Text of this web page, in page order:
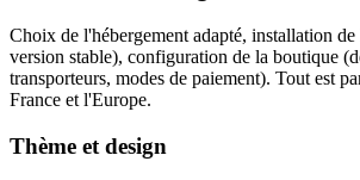
Choix de l'hébergement adapté, installation de
version stable), configuration de la boutique
transporteurs, modes de paiement). Tout est
France et l'Europe.
Thème et design